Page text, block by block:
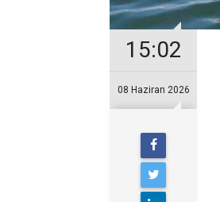
15:02
08 Haziran 2026